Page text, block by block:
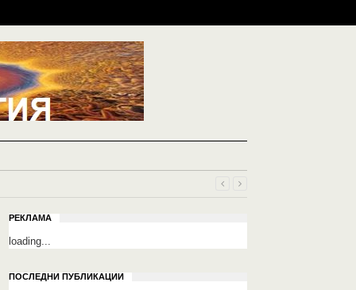
РЕКЛАМА
loading...
ПОСЛЕДНИ ПУБЛИКАЦИИ